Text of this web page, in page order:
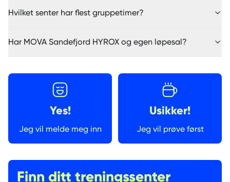
Hvilket senter har flest gruppetimer?
Har MOVA Sandefjord HYROX og egen løpesal?
Yes!
Jeg vil melde meg inn
Usikker!
Jeg vil prøve først
Finn ditt treningssenter